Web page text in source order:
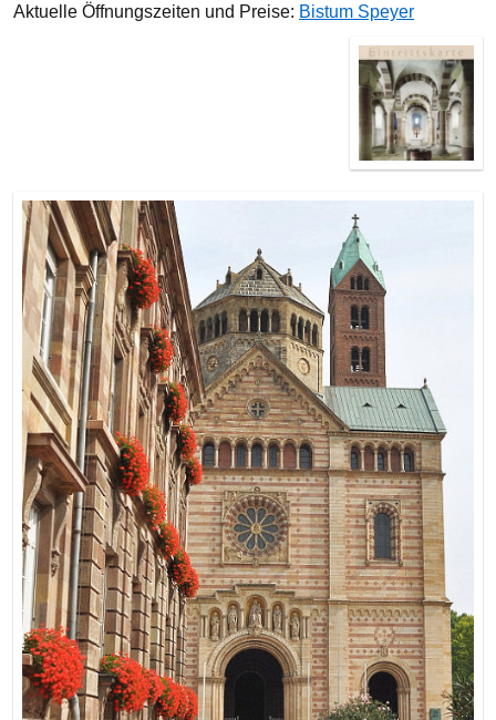
Aktuelle Öffnungszeiten und Preise: Bistum Speyer